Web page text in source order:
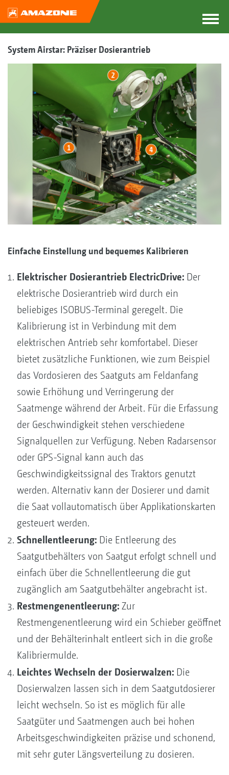
System Airstar: Präziser Dosierantrieb
Einfache Einstellung und bequemes Kalibrieren
Elektrischer Dosierantrieb ElectricDrive: Der
elektrische Dosierantrieb wird durch ein
beliebiges ISOBUS-Terminal geregelt. Die
Kalibrierung ist in Verbindung mit dem
elektrischen Antrieb sehr komfortabel. Dieser
bietet zusätzliche Funktionen, wie zum Beispiel
das Vordosieren des Saatguts am Feldanfang
sowie Erhöhung und Verringerung der
Saatmenge während der Arbeit. Für die Erfassung
der Geschwindigkeit stehen verschiedene
Signalquellen zur Verfügung. Neben Radarsensor
oder GPS-Signal kann auch das
Geschwindigkeitssignal des Traktors genutzt
werden. Alternativ kann der Dosierer und damit
die Saat vollautomatisch über Applikationskarten
gesteuert werden.
Schnellentleerung: Die Entleerung des
Saatgutbehälters von Saatgut erfolgt schnell und
einfach über die Schnellentleerung die gut
zugänglich am Saatgutbehälter angebracht ist.
Restmengenentleerung: Zur
Restmengenentleerung wird ein Schieber geöffnet
und der Behälterinhalt entleert sich in die große
Kalibriermulde.
Leichtes Wechseln der Dosierwalzen: Die
Dosierwalzen lassen sich in dem Saatgutdosierer
leicht wechseln. So ist es möglich für alle
Saatgüter und Saatmengen auch bei hohen
Arbeitsgeschwindigkeiten präzise und schonend,
mit sehr guter Längsverteilung zu dosieren.